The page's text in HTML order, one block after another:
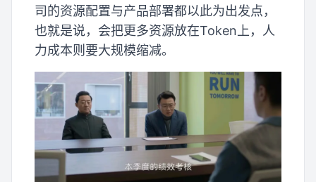
司的资源配置与产品部署都以此为出发点，
也就是说，会把更多资源放在Token上，人
力成本则要大规模缩减。